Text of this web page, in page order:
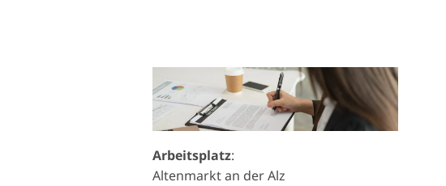
Arbeitsplatz:
Altenmarkt an der Alz